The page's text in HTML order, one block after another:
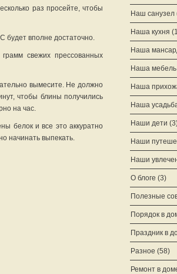
раз просейте, чтобы
будет вполне достаточно.
свежих прессованных
вымесите. Не должно
чтобы блины получились
на час.
белок и все это аккуратно
начинать выпекать.
Наш санузел
Наша кухня
Наша
Наша мебель
Наша
Наша
Наши дети
Наши
Наши
О блоге (3)
Полезные
Порядок в
Праздник в
Разное (58)
Ремонт в